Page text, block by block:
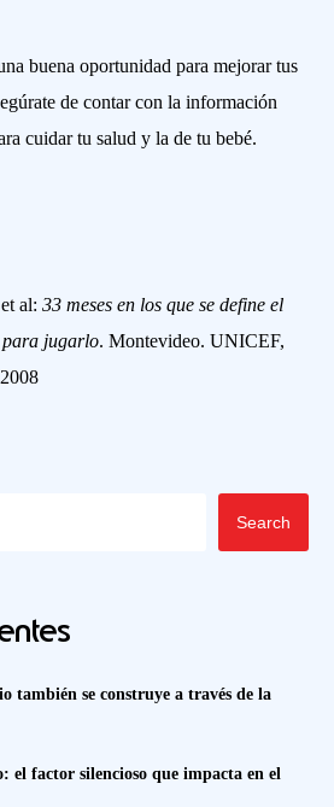
buena oportunidad para mejorar tus
de contar con la información
cuidar tu salud y la de tu bebé.
et al:33 meses en los que se define el
jugarlo. Montevideo. UNICEF,
Search
también se construye a través de la
el factor silencioso que impacta en el